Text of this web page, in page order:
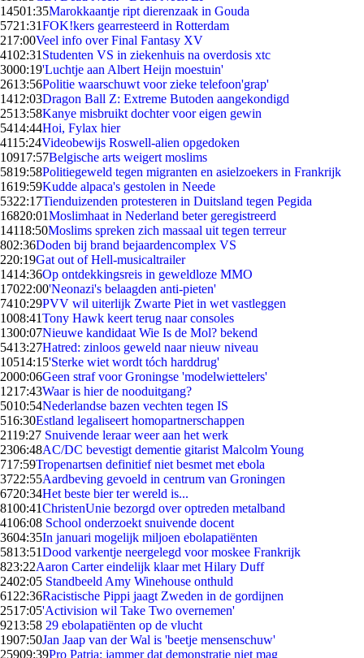
14501:35Marokkaantje ript dierenzaak in Gouda
5721:31FOK!kers gearresteerd in Rotterdam
217:00Veel info over Final Fantasy XV
4102:31 Studenten VS in ziekenhuis na overdosis xtc
3000:19'Luchtje aan Albert Heijn moestuin'
2613:56Politie waarschuwt voor zieke telefoon'grap'
1412:03Dragon Ball Z: Extreme Butoden aangekondigd
2513:58Kanye misbruikt dochter voor eigen gewin
5414:44Hoi, Fylax hier
4115:24Videobewijs Roswell-alien opgedoken
10917:57Belgische arts weigert moslims
5819:58Politiegeweld tegen migranten en asielzoekers in Frankrijk
1619:59Kudde alpaca's gestolen in Neede
5322:17Tienduizenden protesteren in Duitsland tegen Pegida
16820:01Moslimhaat in Nederland beter geregistreerd
14118:50Moslims spreken zich massaal uit tegen terreur
802:36Doden bij brand bejaardencomplex VS
220:19Gat out of Hell-musicaltrailer
1414:36Op ontdekkingsreis in geweldloze MMO
17022:00'Neonazi's belaagden anti-pieten'
7410:29PVV wil uiterlijk Zwarte Piet in wet vastleggen
1008:41Tony Hawk keert terug naar consoles
1300:07Nieuwe kandidaat Wie Is de Mol? bekend
5413:27Hatred: zinloos geweld naar nieuw niveau
10514:15'Sterke wiet wordt tóch harddrug'
2000:06Geen straf voor Groningse 'modelwiettelers'
1217:43Waar is hier de nooduitgang?
5010:54Nederlandse bazen vechten tegen IS
516:30Estland legaliseert homopartnerschappen
2119:27 Snuivende leraar weer aan het werk
2306:48AC/DC bevestigt dementie gitarist Malcolm Young
717:59Tropenartsen definitief niet besmet met ebola
3722:55Aardbeving gevoeld in centrum van Groningen
6720:34Het beste bier ter wereld is...
8100:41ChristenUnie bezorgd over optreden metalband
4106:08 School onderzoekt snuivende docent
3604:35In januari mogelijk miljoen ebolapatiënten
5813:51Dood varkentje neergelegd voor moskee Frankrijk
823:22Aaron Carter eindelijk klaar met Hilary Duff
2402:05 Standbeeld Amy Winehouse onthuld
61 22:36Racistische Pippi jaagt Zweden in de gordijnen
2517:05'Activision wil Take Two overnemen'
9213:58 29 ebolapatiënten op de vlucht
1907:50Jan Jaap van der Wal is 'beetje mensenschuw'
25909:39Pro Patria: jammer dat demonstratie niet mag